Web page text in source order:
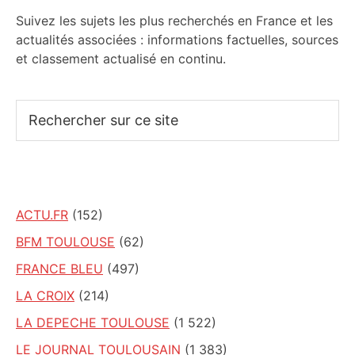
Suivez les sujets les plus recherchés en France et les
actualités associées : informations factuelles, sources
et classement actualisé en continu.
sur
ACTU.FR (152)
BFM TOULOUSE (62)
FRANCE BLEU (497)
LA CROIX (214)
LA DEPECHE TOULOUSE (1 522)
LE JOURNAL TOULOUSAIN (1 383)